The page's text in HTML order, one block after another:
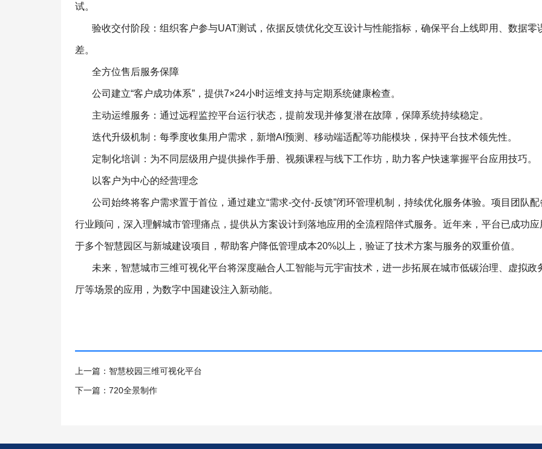
试。
验收交付阶段：组织客户参与UAT测试，依据反馈优化交互设计与性能指标，确保平台上线即用、数据零
差。
全方位售后服务保障
公司建立“客户成功体系”，提供7×24小时运维支持与定期系统健康检查。
主动运维服务：通过远程监控平台运行状态，提前发现并修复潜在故障，保障系统持续稳定。
迭代升级机制：每季度收集用户需求，新增AI预测、移动端适配等功能模块，保持平台技术领先性。
定制化培训：为不同层级用户提供操作手册、视频课程与线下工作坊，助力客户快速掌握平台应用技巧。
以客户为中心的经营理念
公司始终将客户需求置于首位，通过建立“需求-交付-反馈”闭环管理机制，持续优化服务体验。项目团队配
行业顾问，深入理解城市管理痛点，提供从方案设计到落地应用的全流程陪伴式服务。近年来，平台已成功应
于多个智慧园区与新城建设项目，帮助客户降低管理成本20%以上，验证了技术方案与服务的双重价值。
未来，智慧城市三维可视化平台将深度融合人工智能与元宇宙技术，进一步拓展在城市低碳治理、虚拟政
厅等场景的应用，为数字中国建设注入新动能。
上一篇：智慧校园三维可视化平台
下一篇：720全景制作